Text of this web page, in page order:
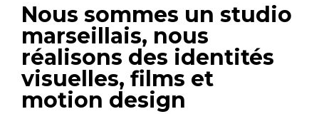
Nous sommes un studio
marseillais, nous
réalisons des identités
visuelles, films et
motion design